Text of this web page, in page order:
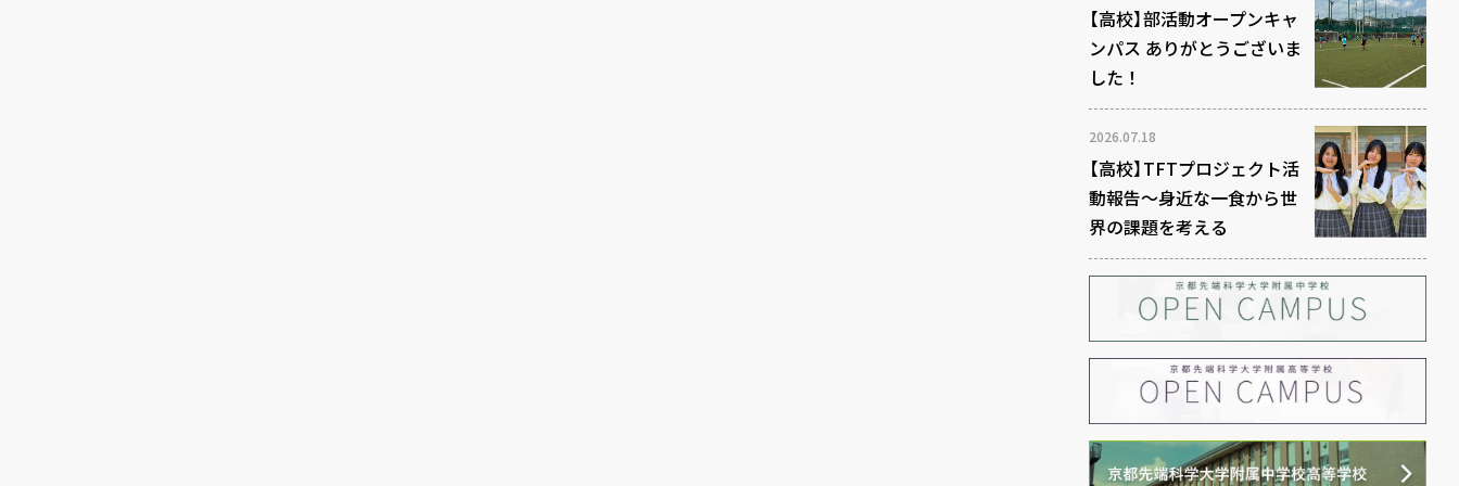
【高校】部活動オープンキャ
ンパス ありがとうございま
した！
2026.07.18
【高校】TFTプロジェクト活
動報告～身近な一食から世
界の課題を考える